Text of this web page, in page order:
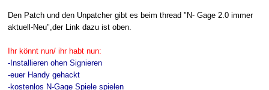
Den Patch und den Unpatcher gibt es beim thread "N- Gage 2.0 immer
aktuell-Neu",der Link dazu ist oben.
Ihr könnt nun/ ihr habt nun:
-Installieren ohen Signieren
-euer Handy gehackt
-kostenlos N-Gage Spiele spielen